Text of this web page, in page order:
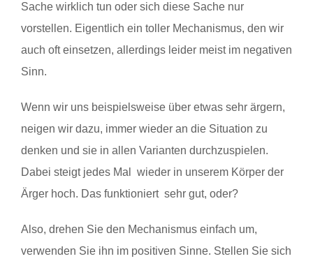
Sache wirklich tun oder sich diese Sache nur
vorstellen. Eigentlich ein toller Mechanismus, den wir
auch oft einsetzen, allerdings leider meist im negativen
Sinn.
Wenn wir uns beispielsweise über etwas sehr ärgern,
neigen wir dazu, immer wieder an die Situation zu
denken und sie in allen Varianten durchzuspielen.
Dabei steigt jedes Mal wieder in unserem Körper der
Ärger hoch. Das funktioniert sehr gut, oder?
Also, drehen Sie den Mechanismus einfach um,
verwenden Sie ihn im positiven Sinne. Stellen Sie sich